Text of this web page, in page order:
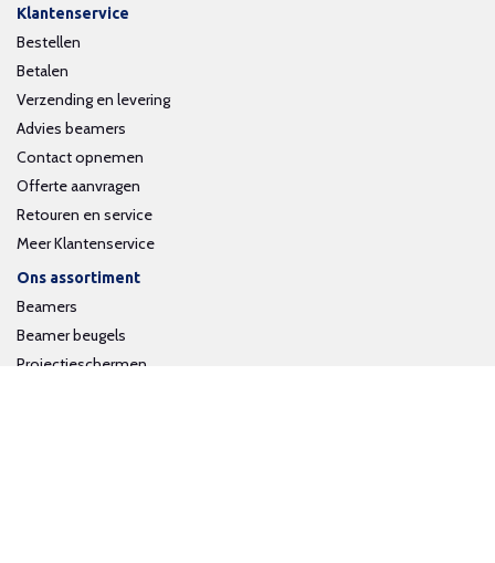
Klantenservice
Bestellen
Betalen
Verzending en levering
Advies beamers
Contact opnemen
Offerte aanvragen
Retouren en service
Meer Klantenservice
Ons assortiment
Beamers
Beamer beugels
Projectieschermen